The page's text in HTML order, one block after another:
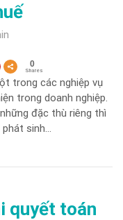
0
Shares
trong các nghiệp vụ
trong doanh nghiệp.
đặc thù riêng thì
phát sinh…
quyết toán